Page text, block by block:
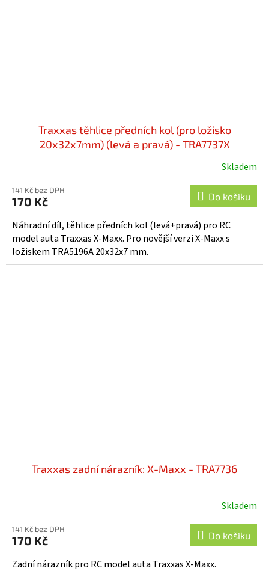
Traxxas těhlice předních kol (pro ložisko
20x32x7mm) (levá a pravá) - TRA7737X
Skladem
141 Kč bez DPH
170 Kč Do košíku
Náhradní díl, těhlice předních kol (levá+pravá) pro RC
model auta Traxxas X-Maxx. Pro novější verzi X-Maxx s
ložiskem TRA5196A 20x32x7 mm.
Traxxas zadní nárazník: X-Maxx - TRA7736
Skladem
141 Kč bez DPH
170 Kč Do košíku
Zadní nárazník pro RC model auta Traxxas X-Maxx.